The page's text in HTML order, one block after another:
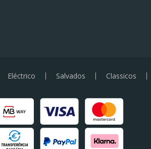
Eléctrico Salvados Classicos